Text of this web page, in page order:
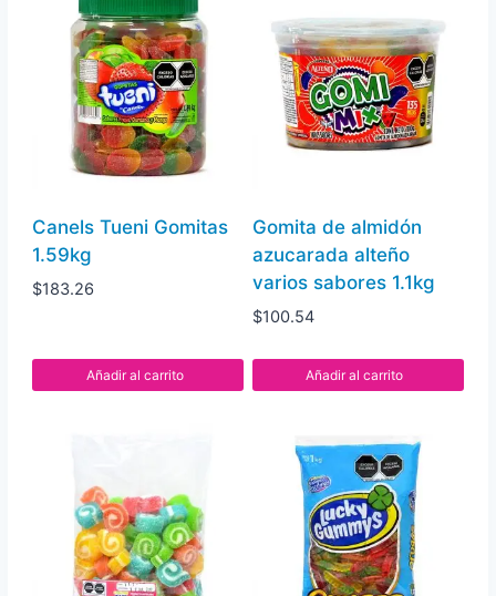
Canels Tueni Gomitas
1.59kg
$183.26
Añadir al carrito
Gomita de almidón
azucarada alteño
varios sabores 1.1kg
$100.54
Añadir al carrito